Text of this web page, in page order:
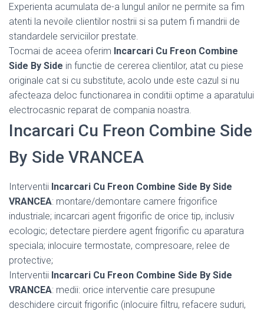
Experienta acumulata de-a lungul anilor ne permite sa fim
atenti la nevoile clientilor nostrii si sa putem fi mandrii de
standardele serviciilor prestate.
Tocmai de aceea oferim Incarcari Cu Freon Combine
Side By Side in functie de cererea clientilor, atat cu piese
originale cat si cu substitute, acolo unde este cazul si nu
afecteaza deloc functionarea in conditii optime a aparatului
electrocasnic reparat de compania noastra.
Incarcari Cu Freon Combine Side
By Side VRANCEA
Interventii Incarcari Cu Freon Combine Side By Side
VRANCEA: montare/demontare camere frigorifice
industriale; incarcari agent frigorific de orice tip, inclusiv
ecologic; detectare pierdere agent frigorific cu aparatura
speciala; inlocuire termostate, compresoare, relee de
protective;
Interventii Incarcari Cu Freon Combine Side By Side
VRANCEA: medii: orice interventie care presupune
deschidere circuit frigorific (inlocuire filtru, refacere suduri,